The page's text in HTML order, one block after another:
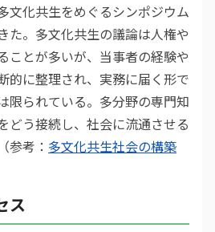
文化共生をめぐるシンポジウム
た。多文化共生の議論は人権や
ことが多いが、当事者の経験や
的に整理され、実務に届く形で
限られている。多分野の専門知
どう接続し、社会に流通させる
参考： 多文化共生社会の構築
ス